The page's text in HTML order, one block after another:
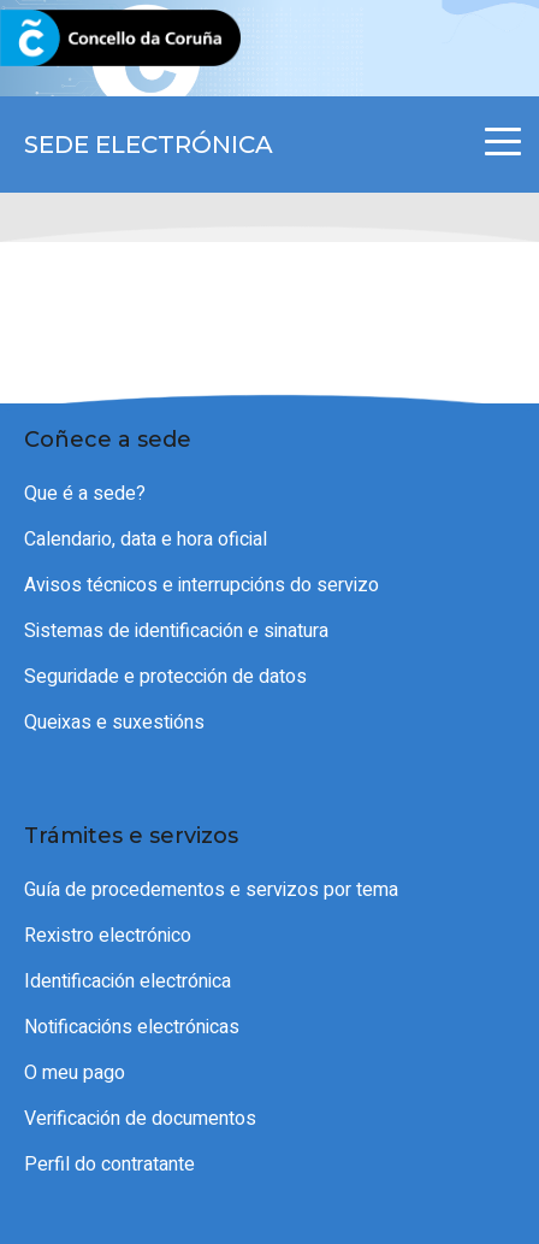
SEDE ELECTRÓNICA
CORUNA.GAL
Coñece a sede
Que é a sede?
Calendario, data e hora oficial
Avisos técnicos e interrupcións do servizo
Sistemas de identificación e sinatura
Seguridade e protección de datos
Queixas e suxestións
Trámites e servizos
Guía de procedementos e servizos por tema
Rexistro electrónico
Identificación electrónica
Notificacións electrónicas
O meu pago
Verificación de documentos
Perfil do contratante